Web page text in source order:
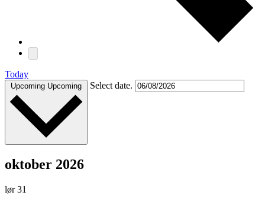
Today
Upcoming Upcoming Select date.
oktober 2026
lør31